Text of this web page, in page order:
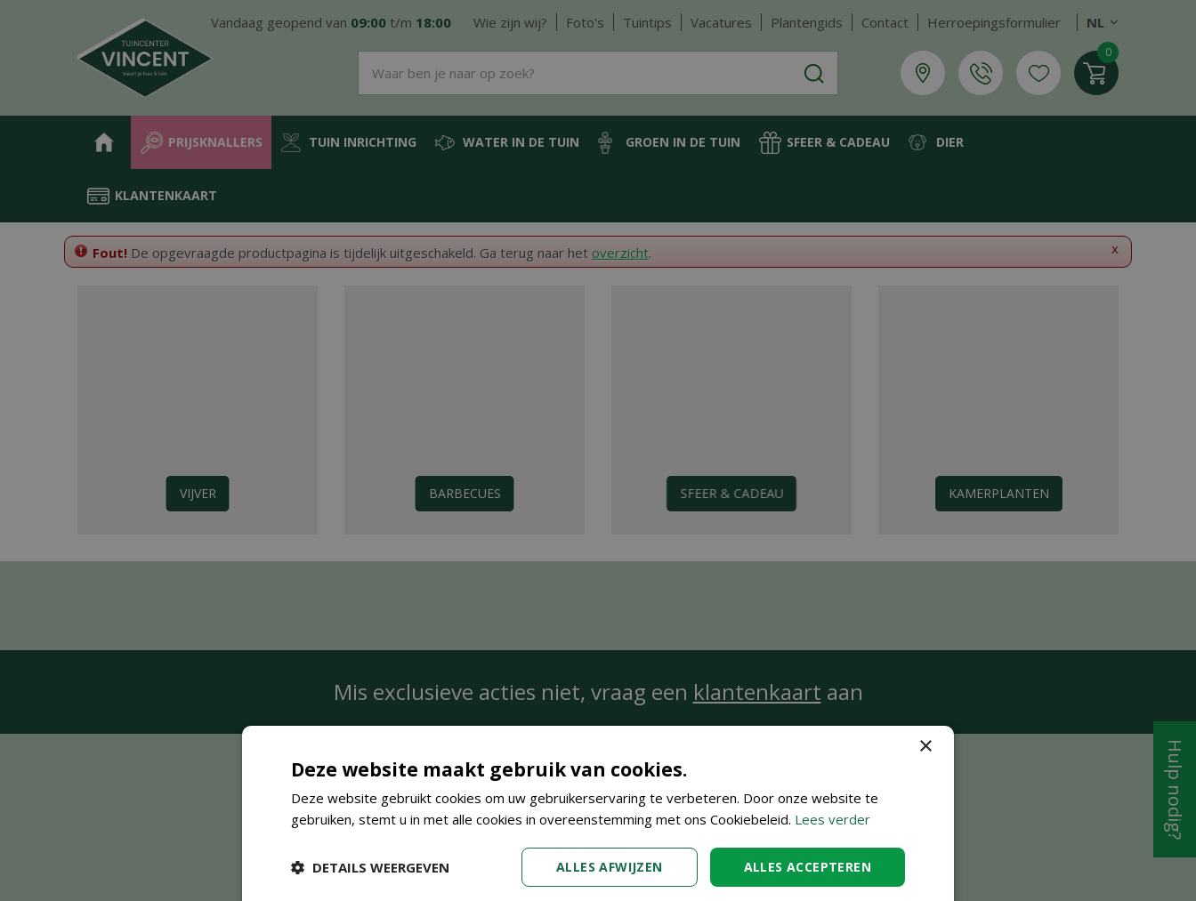
Home
Vandaag geopend van 09:00 t/m 18:00 Wie zijn wij? Foto's Tuintips Vacatures Plantengids Contact Herroepingsformulier NL
PRIJSKNALLERS TUIN INRICHTING WATER IN DE TUIN GROEN IN DE TUIN SFEER & CADEAU DIER
KLANTENKAART
x
Fout! De opgevraagde productpagina is tijdelijk uitgeschakeld. Ga terug naar het overzicht.
VIJVER BARBECUES SFEER & CADEAU KAMERPLANTEN
Mis exclusieve acties niet, vraag een klantenkaart aan
Hulp nodig?
×
Deze website maakt gebruik van cookies.
Deze website gebruikt cookies om uw gebruikerservaring te verbeteren. Door onze website te
gebruiken, stemt u in met alle cookies in overeenstemming met ons Cookiebeleid. Lees verder
ALLES ACCEPTEREN
ALLES AFWIJZEN
DETAILS WEERGEVEN